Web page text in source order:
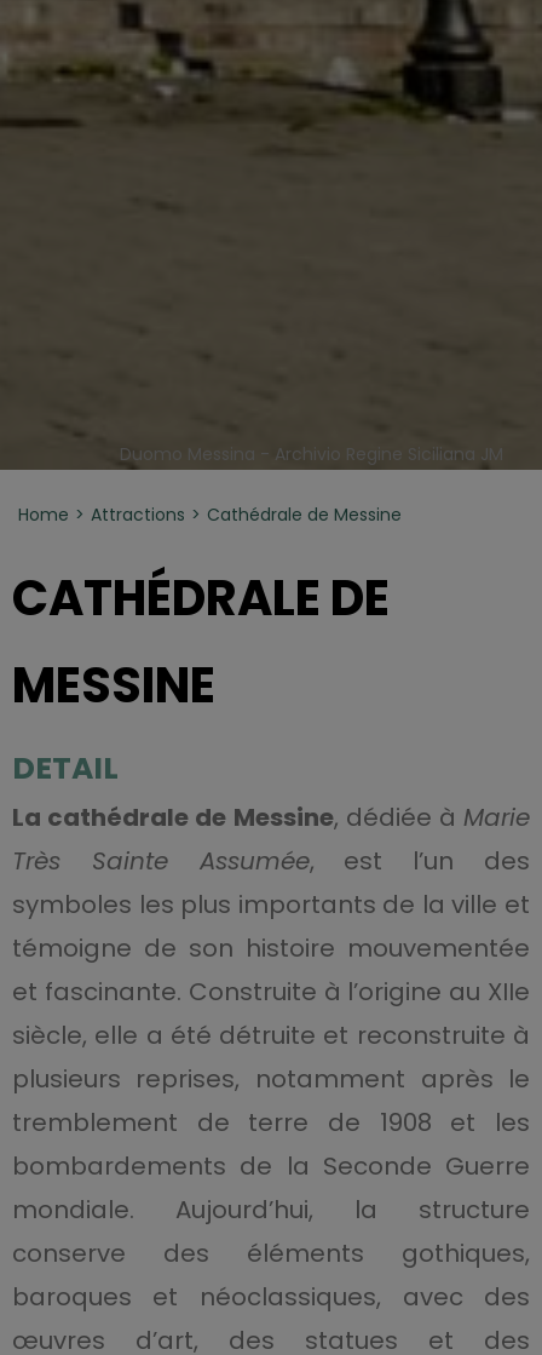
Duomo Messina - Archivio Regine Siciliana JM
Home Attractions Cathédrale de Messine
CATHÉDRALE DE
MESSINE
DETAIL
La cathédrale de Messine, dédiée àMarie
Très Sainte Assumée, est l’un des
symboles les plus importants de la ville et
témoigne de son histoire mouvementée
et fascinante. Construite à l’origine au XIIe
siècle, elle a été détruite et reconstruite à
plusieurs reprises, notamment après le
tremblement de terre de 1908 et les
bombardements de la Seconde Guerre
mondiale. Aujourd’hui, la structure
conserve des éléments gothiques,
baroques et néoclassiques, avec des
œuvres d’art, des statues et des